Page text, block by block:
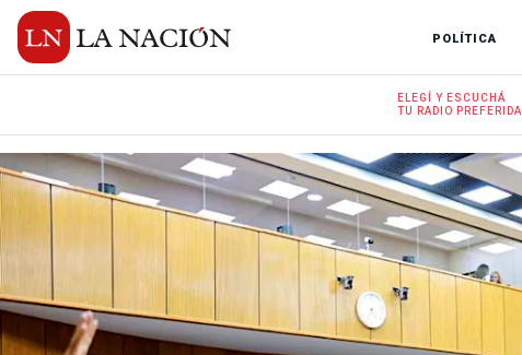
POLÍTICA
ELEGÍ Y ESCUCHÁ
TU RADIO PREFERIDA